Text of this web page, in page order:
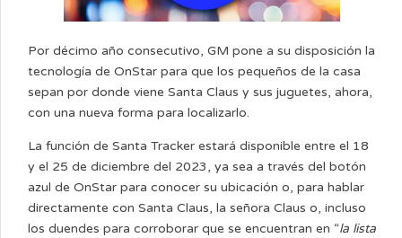
Por décimo año consecutivo, GM pone a su disposición la
tecnología de OnStar para que los pequeños de la casa
sepan por donde viene Santa Claus y sus juguetes, ahora,
con una nueva forma para localizarlo.
La función de Santa Tracker estará disponible entre el 18
y el 25 de diciembre del 2023, ya sea a través del botón
azul de OnStar para conocer su ubicación o, para hablar
directamente con Santa Claus, la señora Claus o, incluso
los duendes para corroborar que se encuentran en “la lista